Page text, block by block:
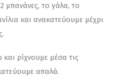
μπανάνες, το γάλα, το
και ανακατεύουμε μέχρι
ρίχνουμε μέσα τις
απαλά.